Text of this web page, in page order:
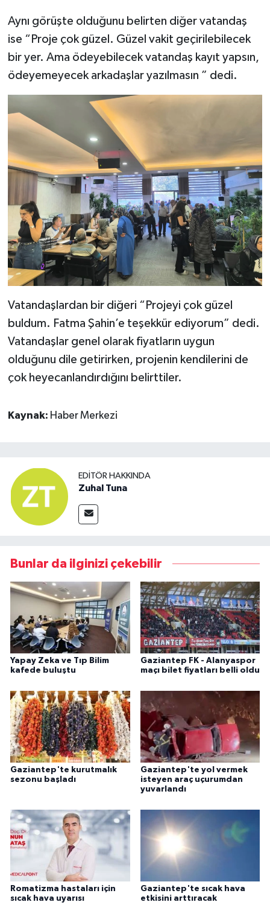
Aynı görüşte olduğunu belirten diğer vatandaş
ise “Proje çok güzel. Güzel vakit geçirilebilecek
bir yer. Ama ödeyebilecek vatandaş kayıt yapsın,
ödeyemeyecek arkadaşlar yazılmasın ” dedi.
Vatandaşlardan bir diğeri “Projeyi çok güzel
buldum. Fatma Şahin’e teşekkür ediyorum” dedi.
Vatandaşlar genel olarak fiyatların uygun
olduğunu dile getirirken, projenin kendilerini de
çok heyecanlandırdığını belirttiler.
Kaynak: Haber Merkezi
EDITÖR HAKKINDA
Zuhal Tuna
Bunlar da ilginizi çekebilir
Yapay Zeka ve Tıp Bilim
kafede buluştu
Gaziantep FK - Alanyaspor
maçı bilet fiyatları belli oldu
Gaziantep'te kurutmalık
sezonu başladı
Gaziantep'te yol vermek
isteyen araç uçurumdan
yuvarlandı
Romatizma hastaları için
sıcak hava uyarısı
Gaziantep'te sıcak hava
etkisini arttıracak